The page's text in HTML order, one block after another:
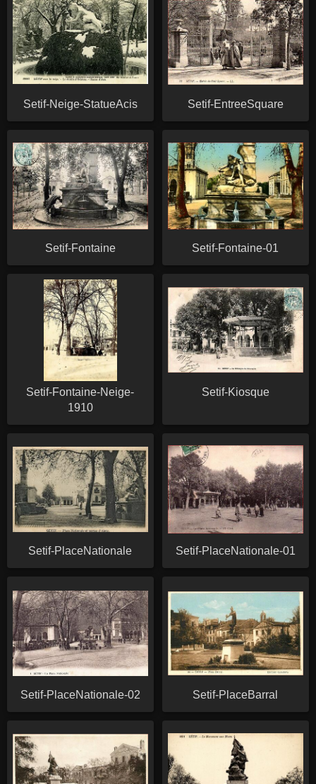
Setif-Neige-StatueAcis Setif-EntreeSquare
Setif-Fontaine Setif-Fontaine-01
Setif-Fontaine-Neige-
1910
Setif-Kiosque
Setif-PlaceNationale Setif-PlaceNationale-01
Setif-PlaceNationale-02 Setif-PlaceBarral